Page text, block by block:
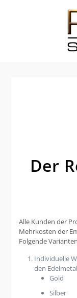
Der
Alle Kunden der
Mehrkosten der
Folgende
Individuelle
den
Gold
Silber